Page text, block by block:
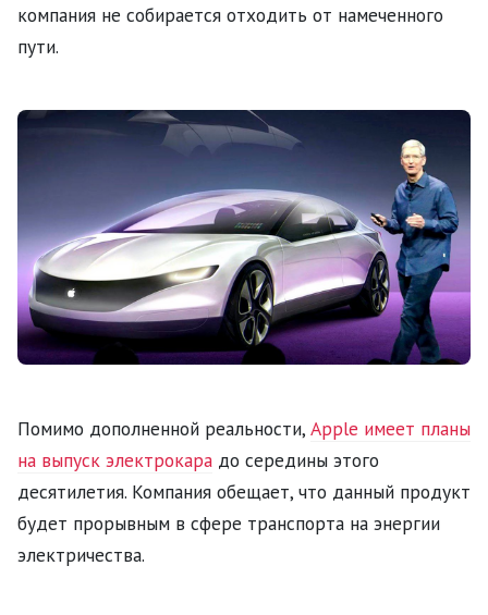
компания не собирается отходить от намеченного
пути.
Помимо дополненной реальности, Apple имеет планы
на выпуск электрокара до середины этого
десятилетия. Компания обещает, что данный продукт
будет прорывным в сфере транспорта на энергии
электричества.